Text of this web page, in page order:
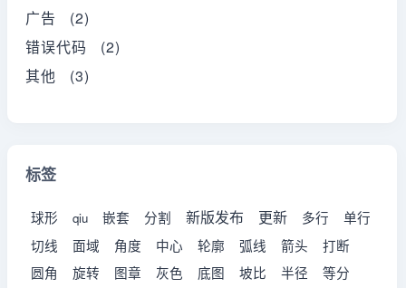
广告 (2)
错误代码 (2)
其他 (3)
标签
球形 qiu 嵌套 分割 新版发布 更新 多行
单行
切线
面域 角度 中心 轮廓 弧线 箭头
打断
圆角
旋转 图章 灰色 底图 坡比 半径
等分